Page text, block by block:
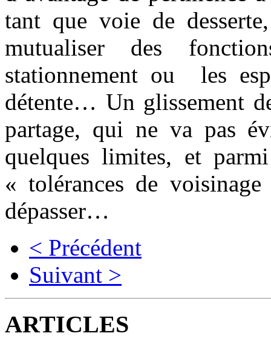
tant que voie de
mutualiser des
stationnement ou les
détente… Un glissement
partage, qui ne va pas
quelques limites, et
« tolérances de
dépasser…
< Précédent
Suivant >
ARTICLES